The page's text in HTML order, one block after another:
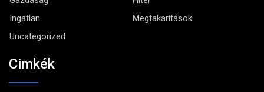
Ingatlan
Megtakarítások
Uncategorized
Cimkék